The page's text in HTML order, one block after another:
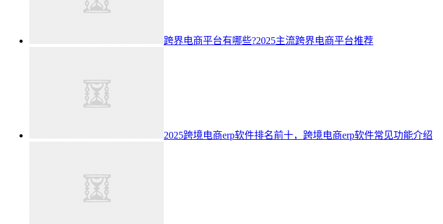
跨界电商平台有哪些?2025主流跨界电商平台推荐
2025跨境电商erp软件排名前十，跨境电商erp软件常见功能介绍